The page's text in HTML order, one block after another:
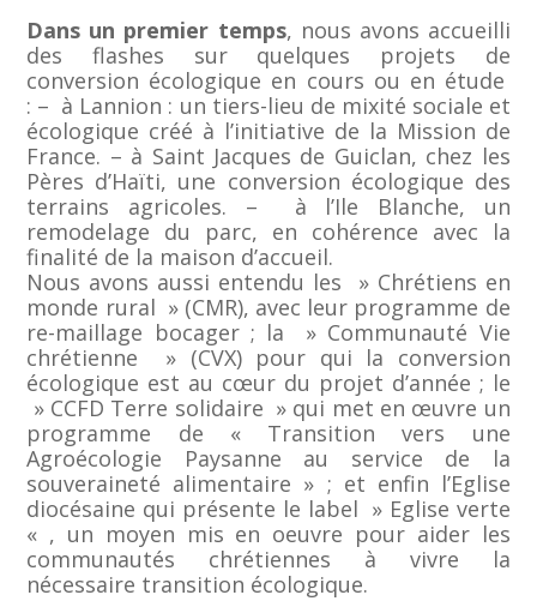
Dans un premier temps, nous avons accueilli
des flashes sur quelques projets de
conversion écologique en cours ou en étude
: – à Lannion : un tiers-lieu de mixité sociale et
écologique créé à l’initiative de la Mission de
France. – à Saint Jacques de Guiclan, chez les
Pères d’Haïti, une conversion écologique des
terrains agricoles. – à l’Ile Blanche, un
remodelage du parc, en cohérence avec la
finalité de la maison d’accueil.
Nous avons aussi entendu les » Chrétiens en
monde rural » (CMR), avec leur programme de
re-maillage bocager ; la » Communauté Vie
chrétienne » (CVX) pour qui la conversion
écologique est au cœur du projet d’année ; le
» CCFD Terre solidaire » qui met en œuvre un
programme de « Transition vers une
Agroécologie Paysanne au service de la
souveraineté alimentaire » ; et enfin l’Eglise
diocésaine qui présente le label » Eglise verte
« , un moyen mis en oeuvre pour aider les
communautés chrétiennes à vivre la
nécessaire transition écologique.